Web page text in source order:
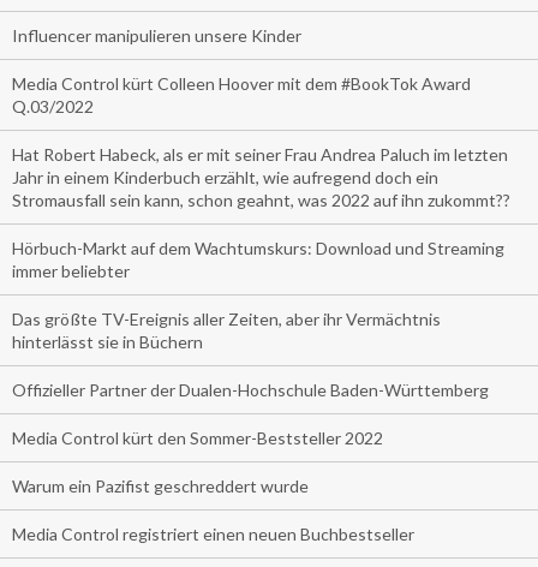
Influencer manipulieren unsere Kinder
Media Control kürt Colleen Hoover mit dem #BookTok Award
Q.03/2022
Hat Robert Habeck, als er mit seiner Frau Andrea Paluch im letzten
Jahr in einem Kinderbuch erzählt, wie aufregend doch ein
Stromausfall sein kann, schon geahnt, was 2022 auf ihn zukommt??
Hörbuch-Markt auf dem Wachtumskurs: Download und Streaming
immer beliebter
Das größte TV-Ereignis aller Zeiten, aber ihr Vermächtnis
hinterlässt sie in Büchern
Offizieller Partner der Dualen-Hochschule Baden-Württemberg
Media Control kürt den Sommer-Beststeller 2022
Warum ein Pazifist geschreddert wurde
Media Control registriert einen neuen Buchbestseller